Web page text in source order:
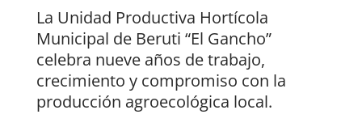
La Unidad Productiva Hortícola
Municipal de Beruti “El Gancho”
celebra nueve años de trabajo,
crecimiento y compromiso con la
producción agroecológica local.